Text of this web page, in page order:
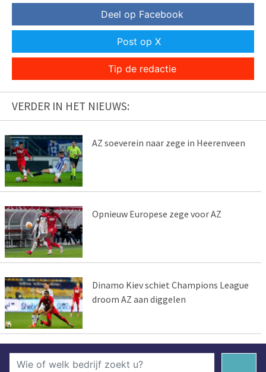
Deel op Facebook
Post op X
Tip de redactie
VERDER IN HET NIEUWS:
AZ soeverein naar zege in Heerenveen
Opnieuw Europese zege voor AZ
Dinamo Kiev schiet Champions League
droom AZ aan diggelen